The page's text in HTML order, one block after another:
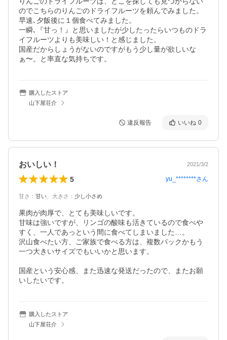
のでこちらのりんごのドライフルーツを頼んでみました。
早速､夕飯後に１個食べてみました。
一瞬､『甘っ！』と思いましたが少したったらいつものドラ
イフルーツよりも美味しい！と感じました。
国産だからしょうがないのですがもう少し量が欲しいな
ぁ〜。と率直な気持ちです。
購入したストア
山下屋荘介
違反報告 いいね 0
おいしい！ 2021/3/2
5 yu_********さん
甘さ ： 甘い 大きさ ： 少し小さめ
果肉が肉厚で、とても美味しいです。
甘味は強いですが、リンゴの酸味も活きているので食べや
すく、一人であっという間に食べてしまいました…。
沢山食べたい方、ご家族で食べる方は、複数パックかもう
一つ大きいサイズでもいいかと思います。
国産という安心感、また迅速な発送だったので、またお願
いしたいです。
購入したストア
山下屋荘介